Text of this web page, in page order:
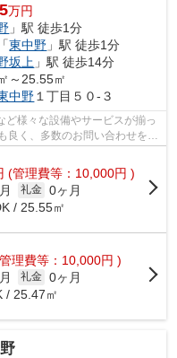
万円
」駅 徒歩1分
「東中野 」駅 徒歩1分
坂上 」駅 徒歩14分
～25.55㎡
中野 １丁目５０-３
様々な設備やサービスが揃っ
良く、多数のお問い合わせをい
(管理費等：10,000円 )
礼金 0ヶ月
/ 25.55㎡
理費等：10,000円 )
礼金 0ヶ月
/ 25.47㎡